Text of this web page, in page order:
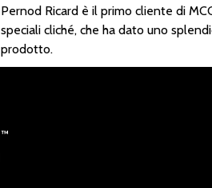
Pernod Ricard è il primo cliente di
speciali cliché, che ha dato uno
prodotto.